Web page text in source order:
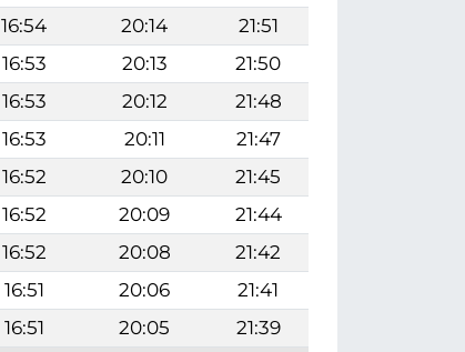
16:54 20:14
21:51
16:53 20:13
21:50
16:53 20:12
21:48
16:53 20:11
21:47
16:52 20:10
21:45
16:52 20:09
21:44
16:52 20:08
21:42
16:51 20:06
21:41
16:51 20:05
21:39